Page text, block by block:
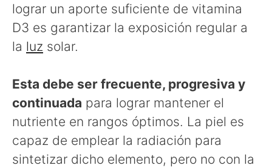
lograr un aporte suficiente de vitamina
D3 es garantizar la exposición regular a
la luz solar.
Esta debe ser frecuente, progresiva y
continuada para lograr mantener el
nutriente en rangos óptimos. La piel es
capaz de emplear la radiación para
sintetizar dicho elemento, pero no con la